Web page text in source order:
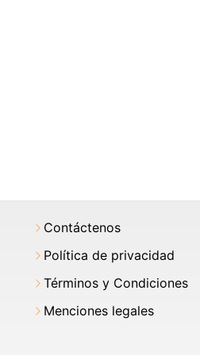
Contáctenos
Política de privacidad
Términos y Condiciones
Menciones legales